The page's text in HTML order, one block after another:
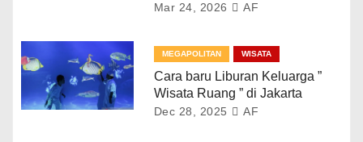
Mar 24, 2026 AF
MEGAPOLITAN WISATA
Cara baru Liburan Keluarga ”
Wisata Ruang ” di Jakarta
Dec 28, 2025 AF